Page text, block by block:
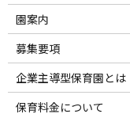
園案内
募集要項
企業主導型保育園とは
保育料金について